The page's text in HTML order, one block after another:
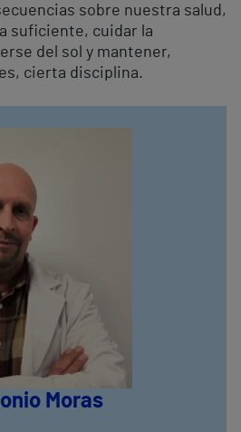
sobre nuestra salud,
suficiente, cuidar la
del sol y mantener,
cierta disciplina.
Moras